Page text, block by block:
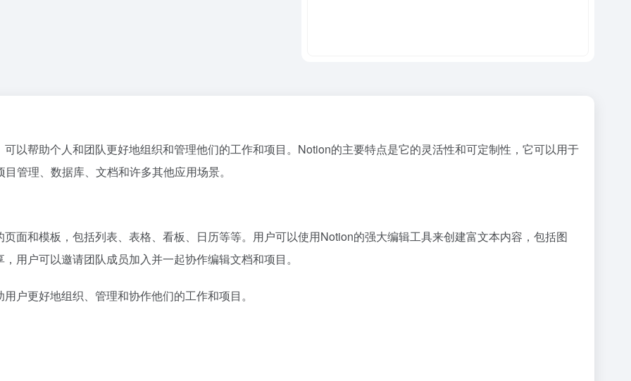
以帮助个人和团队更好地组织和管理他们的工作和项目。Notion的主要特点是它的灵活性和可定制性，它可以用于
管理、数据库、文档和许多其他应用场景。
面和模板，包括列表、表格、看板、日历等等。用户可以使用Notion的强大编辑工具来创建富文本内容，包括图
用户可以邀请团队成员加入并一起协作编辑文档和项目。
户更好地组织、管理和协作他们的工作和项目。